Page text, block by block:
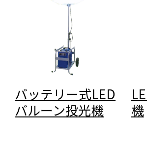
バッテリー式LED
バルーン投光機
機